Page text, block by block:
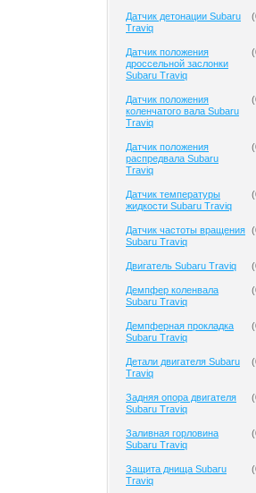
Датчик детонации Subaru
Traviq
(
Датчик положения
дроссельной заслонки
Subaru Traviq
(
Датчик положения
коленчатого вала Subaru
Traviq
(
Датчик положения
распредвала Subaru
Traviq
(
Датчик температуры
жидкости Subaru Traviq
(
Датчик частоты вращения
Subaru Traviq
(
Двигатель Subaru Traviq (
Демпфер коленвала
Subaru Traviq
(
Демпферная прокладка
Subaru Traviq
(
Детали двигателя Subaru
Traviq
(
Задняя опора двигателя
Subaru Traviq
(
Заливная горловина
Subaru Traviq
(
Защита днища Subaru
Traviq
(